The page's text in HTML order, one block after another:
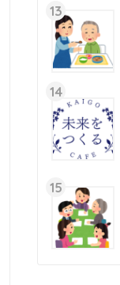
13
14
15